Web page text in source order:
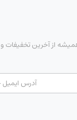
از آخرین تخفیفات